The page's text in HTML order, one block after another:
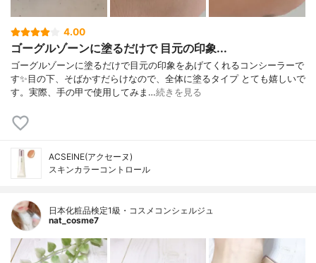
4.00
ゴーグルゾーンに塗るだけで 目元の印象...
ゴーグルゾーンに塗るだけで目元の印象をあげてくれるコンシーラーで
す✨目の下、そばかすだらけなので、全体に塗るタイプ とても嬉しいで
す。実際、手の甲で使用してみま…続きを見る
ACSEINE(アクセーヌ)
スキンカラーコントロール
日本化粧品検定1級・コスメコンシェルジュ
nat_cosme7